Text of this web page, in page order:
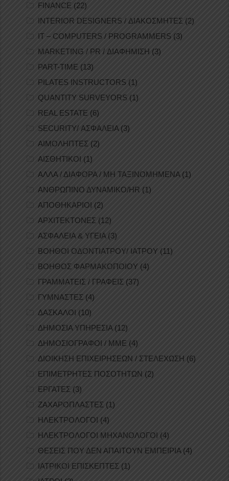
FINANCE (22)
INTERIOR DESIGNERS / ΔΙΑΚΟΣΜΗΤΕΣ (2)
IT – COMPUTERS / PROGRAMMERS (3)
MARKETING / PR / ΔΙΑΦΗΜΙΣΗ (3)
PART-TIME (13)
PILATES INSTRUCTORS (1)
QUANTITY SURVEYORS (1)
REAL ESTATE (6)
SECURITY/ ΑΣΦΑΛΕΙΑ(3)
ΑΙΜΟΛΗΠΤΕΣ (2)
ΑΙΣΘΗΤΙΚΟΙ (1)
ΑΛΛΑ / ΔΙΑΦΟΡΑ / ΜΗ ΤΑΞΙΝΟΜΗΜΕΝΑ(1)
ΑΝΘΡΩΠΙΝΟ ΔΥΝΑΜΙΚΟ/HR (1)
ΑΠΟΘΗΚΑΡΙΟΙ (2)
ΑΡΧΙΤΕΚΤΟΝΕΣ (12)
ΑΣΦΑΛΕΙΑ & ΥΓΕΙΑ (3)
ΒΟΗΘΟΙ ΟΔΟΝΤΙΑΤΡΟΥ/ ΙΑΤΡΟΥ (11)
ΒΟΗΘΟΣ ΦΑΡΜΑΚΟΠΟΙΟΥ (4)
ΓΡΑΜΜΑΤΕΙΣ / ΓΡΑΦΕΙΣ (37)
ΓΥΜΝΑΣΤΕΣ (4)
ΔΑΣΚΑΛΟΙ (10)
ΔΗΜΟΣΙΑ ΥΠΗΡΕΣΙΑ(12)
ΔΗΜΟΣΙΟΓΡΑΦΟΙ / ΜΜΕ (4)
ΔΙΟΙΚΗΣΗ ΕΠΙΧΕΙΡΗΣΕΩΝ / ΣΤΕΛΕΧΩΣΗ (6)
ΕΠΙΜΕΤΡΗΤΕΣ ΠΟΣΟΤΗΤΩΝ (2)
ΕΡΓΑΤΕΣ (3)
ΖΑΧΑΡΟΠΛΑΣΤΕΣ (1)
ΗΛΕΚΤΡΟΛΟΓΟΙ (4)
ΗΛΕΚΤΡΟΛΟΓΟΙ ΜΗΧΑΝΟΛΟΓΟΙ (4)
ΘΕΣΕΙΣ ΠΟΥ ΔΕΝ ΑΠΑΙΤΟΥΝ ΕΜΠΕΙΡΙΑ(4)
ΙΑΤΡΙΚΟΙ ΕΠΙΣΚΕΠΤΕΣ (1)